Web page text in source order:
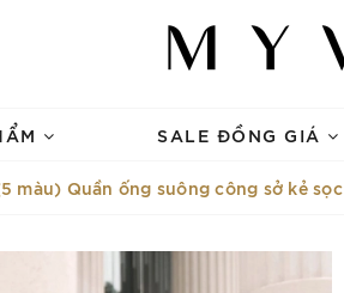
SALE ĐỒNG GIÁ
màu) Quần ống suông công sở kẻ sọc